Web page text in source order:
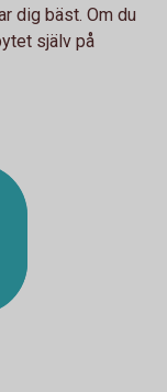
dig bäst. Om du
själv på